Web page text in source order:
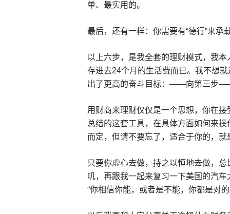
单、最实用的。
最后，还有一样：你需要有“德行”来承
以上六步，是我全套的理财模式，我
存进去24个月的生活费而已。我不想
出了更高的奋斗目标：——向第三步
用财商来理财仅仅是一个思想，你在
总结的这套工具，在具体方面如何来
而定，但请不要忘了，适合于你的，就
只要你虚心去做，持之以恒地去做，
叽，再跟我一起来复习一下美国的汽
“你相信你能，或者是不能，你都是对的